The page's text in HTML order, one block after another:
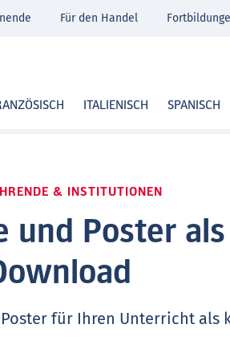
ITALIENISCH SPANISCH
Für den Handel
& INSTITUTIONEN
und Poster
für Ihren Unterricht als